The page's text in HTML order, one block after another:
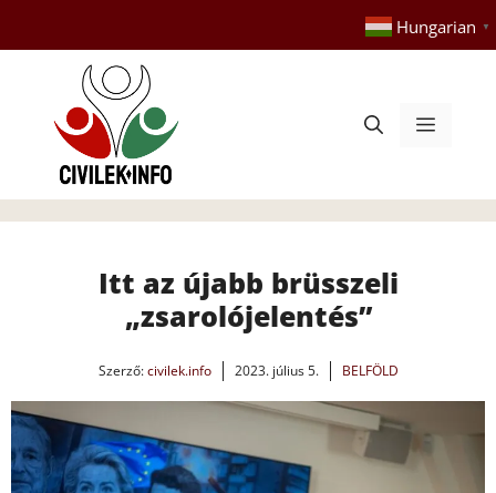
tartalomba
Hungarian ▼
Menü
Itt az újabb brüsszeli
„zsarolójelentés”
Szerző:civilek.info 2023. július 5. BELFÖLD